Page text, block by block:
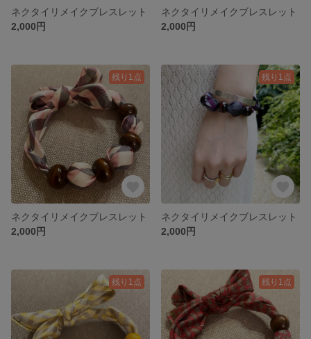
ネクタイリメイクブレスレット
2,000円
ネクタイリメイクブレスレット
2,000円
残り1点
ネクタイリメイクブレスレット
2,000円
残り1点
ネクタイリメイクブレスレット
2,000円
残り1点 残り1点